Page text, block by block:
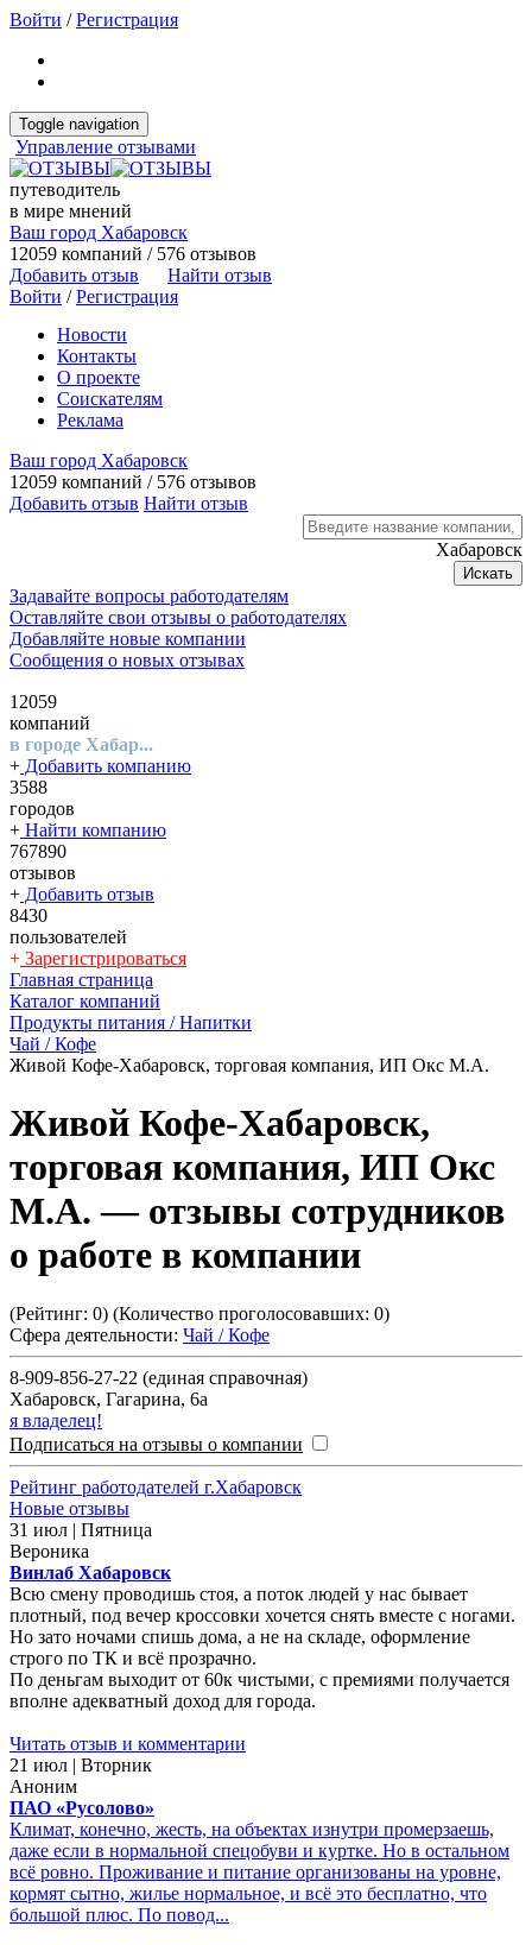
Войти /Регистрация
Toggle navigation
Управление отзывами
путеводитель
в мире мнений
Ваш город Хабаровск
12059 компаний / 576 отзывов
Добавить отзыв
Найти отзыв
Войти /Регистрация
Новости
Контакты
О проекте
Соискателям
Реклама
Ваш город Хабаровск
12059 компаний / 576 отзывов
Добавить отзыв Найти отзыв
Хабаровск
Искать
Задавайте вопросы работодателям
Оставляйте свои отзывы о работодателях
Добавляйте новые компании
Сообщения о новых отзывах
12059
компаний
в городе Хабар...
+ Добавить компанию
3588
городов
+ Найти компанию
767890
отзывов
+ Добавить отзыв
8430
пользователей
+ Зарегистрироваться
Главная страница
Каталог компаний
Продукты питания / Напитки
Чай / Кофе
Живой Кофе-Хабаровск, торговая компания, ИП Окс М.А.
Живой Кофе-Хабаровск,
торговая компания, ИП Окс
М.А. — отзывы сотрудников
о работе в компании
(Рейтинг: 0) (Количество проголосовавших: 0)
Сфера деятельности: Чай / Кофе
8-909-856-27-22 (единая справочная)
Хабаровск, Гагарина, 6а
я владелец!
Подписаться на отзывы о компании
Рейтинг работодателей г.Хабаровск
Новые отзывы
31 июл | Пятница
Вероника
Винлаб Хабаровск
Всю смену проводишь стоя, а поток людей у нас бывает
плотный, под вечер кроссовки хочется снять вместе с ногами.
Но зато ночами спишь дома, а не на складе, оформление
строго по ТК и всё прозрачно.
По деньгам выходит от 60к чистыми, с премиями получается
вполне адекватный доход для города.
Читать отзыв и комментарии
21 июл | Вторник
Аноним
ПАО «Русолово»
Климат, конечно, жесть, на объектах изнутри промерзаешь,
даже если в нормальной спецобуви и куртке. Но в остальном
всё ровно. Проживание и питание организованы на уровне,
кормят сытно, жилье нормальное, и всё это бесплатно, что
большой плюс. По повод...